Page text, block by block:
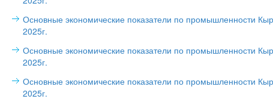
Основные экономические показатели по промышленности
2025г.
Основные экономические показатели по промышленности
2025г.
Основные экономические показатели по промышленности
2025г.